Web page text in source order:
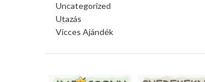
Uncategorized
Utazás
Vicces Ajándék